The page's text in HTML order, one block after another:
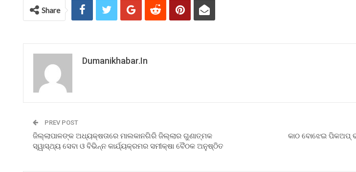
Share
Dumanikhabar.in
PREV POST
ଜିଲ୍ଲାପାଳଙ୍କ ଅଧ୍ୟକ୍ଷତାରେ ମାଲକାନଗିରି ଜିଲ୍ଲାର ଗୁଣାତ୍ମକ
ସ୍ୱାସ୍ଥ୍ୟ ସେବା ଓ ବିଭିନ୍ନ କାର୍ଯ୍ୟକ୍ରମର ସମୀକ୍ଷା ବୈଠକ ଅନୁଷ୍ଠିତ
କାଠ ବୋଝେଇ ପିକଅପ୍